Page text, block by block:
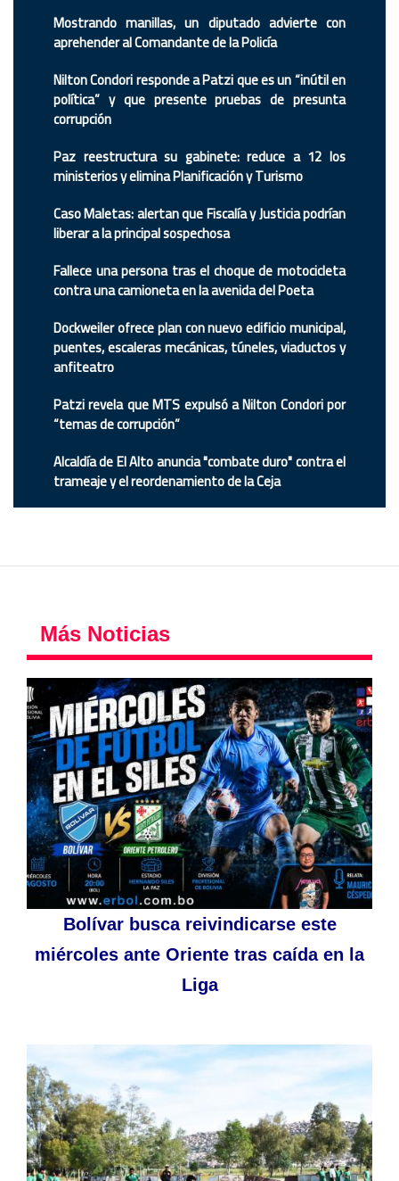
Mostrando manillas, un diputado advierte con
aprehender al Comandante de la Policía
Nilton Condori responde a Patzi que es un “inútil en
política” y que presente pruebas de presunta
corrupción
Paz reestructura su gabinete: reduce a 12 los
ministerios y elimina Planificación y Turismo
Caso Maletas: alertan que Fiscalía y Justicia podrían
liberar a la principal sospechosa
Fallece una persona tras el choque de motocicleta
contra una camioneta en la avenida del Poeta
Dockweiler ofrece plan con nuevo edificio municipal,
puentes, escaleras mecánicas, túneles, viaductos y
anfiteatro
Patzi revela que MTS expulsó a Nilton Condori por
“temas de corrupción”
Alcaldía de El Alto anuncia "combate duro" contra el
trameaje y el reordenamiento de la Ceja
Más Noticias
Bolívar busca reivindicarse este
miércoles ante Oriente tras caída en la
Liga